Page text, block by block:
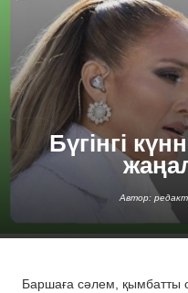
Бүгінгі
Автор:
Баршаға сәлем, қымбатты